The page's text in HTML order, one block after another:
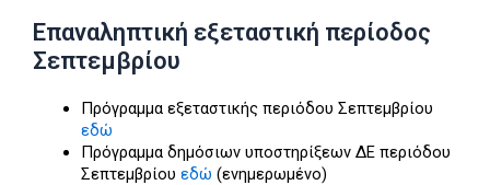
Επαναληπτική εξεταστική περίοδος
Σεπτεμβρίου
Πρόγραμμα εξεταστικής περιόδου Σεπτεμβρίου
εδώ
Πρόγραμμα δημόσιων υποστηρίξεων ΔΕ περιόδου
Σεπτεμβρίου εδώ (ενημερωμένο)